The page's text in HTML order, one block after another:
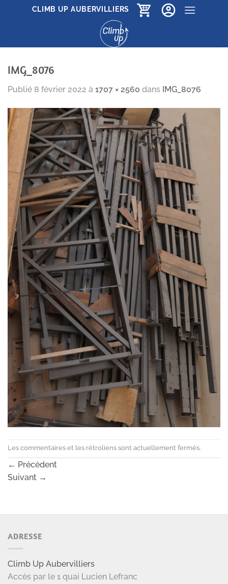
CLIMB UP AUBERVILLIERS
IMG_8076
Publié 8 février 2022 à 1707 × 2560 dans IMG_8076
Les commentaires et les rétroliens sont actuellement fermés.
← Précédent
Suivant →
ADRESSE
Climb Up Aubervilliers
Accès par le 1 quai Lucien Lefranc